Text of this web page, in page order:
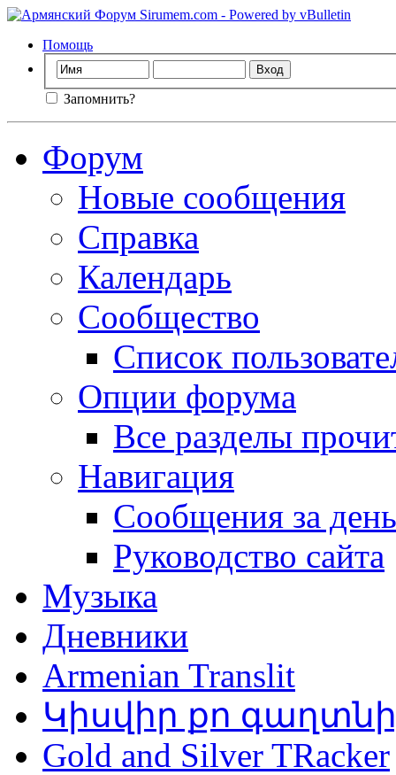
Помощь
Запомнить?
Форум
Новые сообщения
Справка
Календарь
Сообщество
Список
Опции форума
Все разделы
Навигация
Сообщения за день
Руководство сайта
Музыка
Дневники
Armenian Translit
Կիսվիր քո
Gold and Silver TRacker